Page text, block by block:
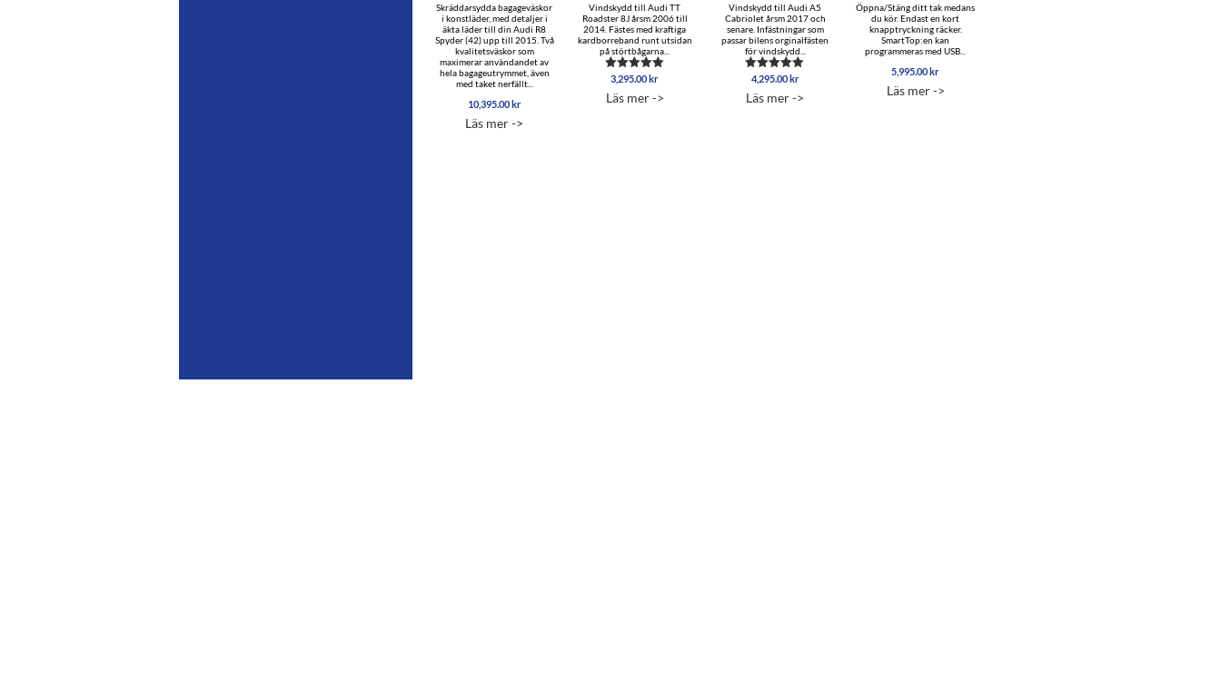
Skräddarsydda bagageväskor
i konstläder, med detaljer i
äkta läder till din Audi R8
Spyder (42) upp till 2015. Två
kvalitetsväskor som
maximerar användandet av
hela bagageutrymmet, även
med taket nerfällt...
10,395.00kr
Läs mer ->
Vindskydd till Audi TT
Roadster 8J årsm 2006 till
2014. Fästes med kraftiga
kardborreband runt utsidan
på störtbågarna...
Betygsatt
av 5
3,295.00kr
Läs mer ->
Vindskydd till Audi A5
Cabriolet årsm 2017 och
senare. Infästningar som
passar bilens orginalfästen
för vindskydd...
Betygsatt
av 5
4,295.00kr
Läs mer ->
Öppna/Stäng ditt tak medans
du kör. Endast en kort
knapptryckning räcker.
SmartTop:en kan
programmeras med USB...
5,995.00kr
Läs mer ->